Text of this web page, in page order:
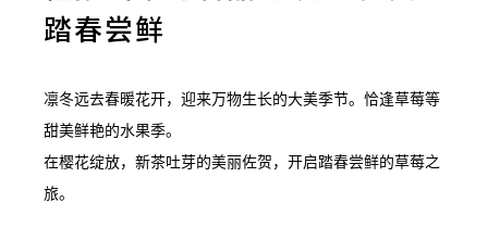
踏春尝鲜
凛冬远去春暖花开，迎来万物生长的大美季节。恰逢草莓等
甜美鲜艳的水果季。
在樱花绽放，新茶吐芽的美丽佐贺，开启踏春尝鲜的草莓之
旅。